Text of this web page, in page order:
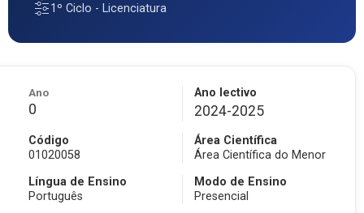
1º Ciclo - Licenciatura
Ano
0
Ano lectivo
2024-2025
Código
01020058
Área Científica
Área Científica do Menor
Língua de Ensino
Português
Modo de Ensino
Presencial